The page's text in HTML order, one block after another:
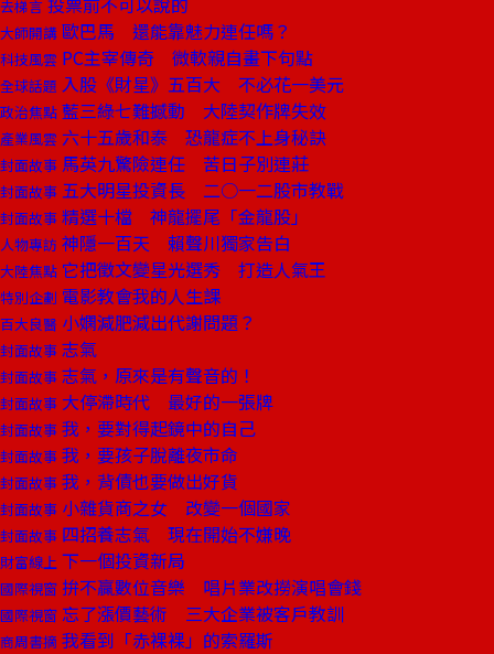
去梯言
大師開講 歐巴馬 還能靠魅力連任嗎？
科技風雲 PC主宰傳奇 微軟親自畫下句點
全球話題 入股《財星》五百大 不必花一美元
政治焦點 藍三綠七難撼動 大陸契作牌失效
產業風雲 六十五歲和泰 恐龍症不上身秘訣
封面故事 馬英九驚險連任 苦日子別連莊
封面故事 五大明星投資長 二○一二股市教戰
封面故事 精選十檔 神龍擺尾「金龍股」
人物專訪 神隱一百天 賴聲川獨家告白
大陸焦點 它把徵文變星光選秀 打造人氣王
特別企劃 電影教會我的人生課
百大良醫 小嫻減肥減出代謝問題？
封面故事 志氣
封面故事 志氣，原來是有聲音的！
封面故事 大停滯時代 最好的一張牌
封面故事 我，要對得起鏡中的自己
封面故事 我，要孩子脫離夜市命
封面故事 我，背債也要做出好貨
封面故事 小雜貨商之女 改變一個國家
封面故事 四招養志氣 現在開始不嫌晚
財富線上 下一個投資新局
國際視窗 拚不贏數位音樂 唱片業改撈演唱會錢
國際視窗 忘了漲價藝術 三大企業被客戶教訓
商周書摘 我看到「赤裸裸」的索羅斯